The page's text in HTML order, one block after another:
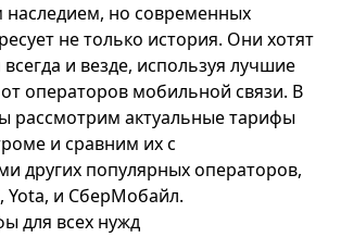
наследием, но современных
не только история. Они хотят
и везде, используя лучшие
операторов мобильной связи. В
рассмотрим актуальные тарифы
и сравним их с
других популярных операторов,
, Yota, и СберМобайл.
для всех нужд